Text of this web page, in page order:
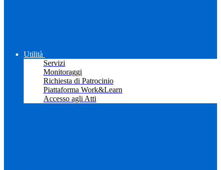
Utilità
Servizi
Monitoraggi
Richiesta di Patrocinio
Piattaforma Work&Learn
Accesso agli Atti